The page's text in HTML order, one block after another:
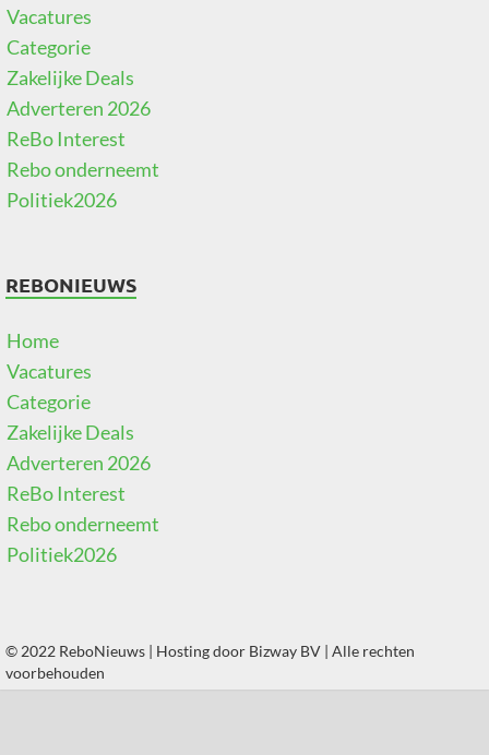
Vacatures
Categorie
Zakelijke Deals
Adverteren 2026
ReBo Interest
Rebo onderneemt
Politiek2026
REBONIEUWS
Home
Vacatures
Categorie
Zakelijke Deals
Adverteren 2026
ReBo Interest
Rebo onderneemt
Politiek2026
© 2022 ReboNieuws | Hosting door Bizway BV | Alle rechten
voorbehouden